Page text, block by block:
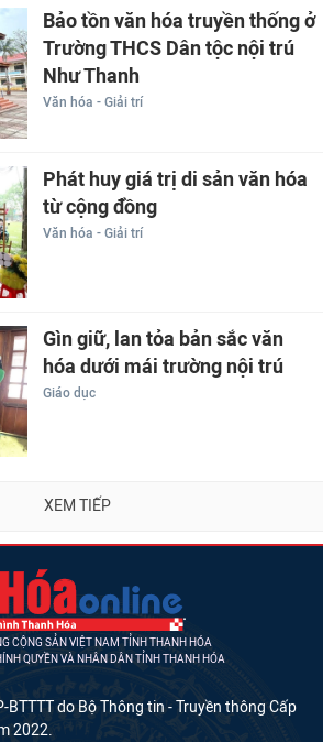
Bảo tồn văn hóa truyền thống ở
Trường THCS Dân tộc nội trú
Như Thanh
Văn hóa - Giải trí
Phát huy giá trị di sản văn hóa
từ cộng đồng
Văn hóa - Giải trí
Gìn giữ, lan tỏa bản sắc văn
hóa dưới mái trường nội trú
Giáo dục
XEM TIẾP
CỘNG SẢN VIỆT NAM TỈNH THANH HÓA
QUYỀN VÀ NHÂN DÂN TỈNH THANH HÓA
BTTTT do Bộ Thông tin - Truyền thông Cấp
2022.